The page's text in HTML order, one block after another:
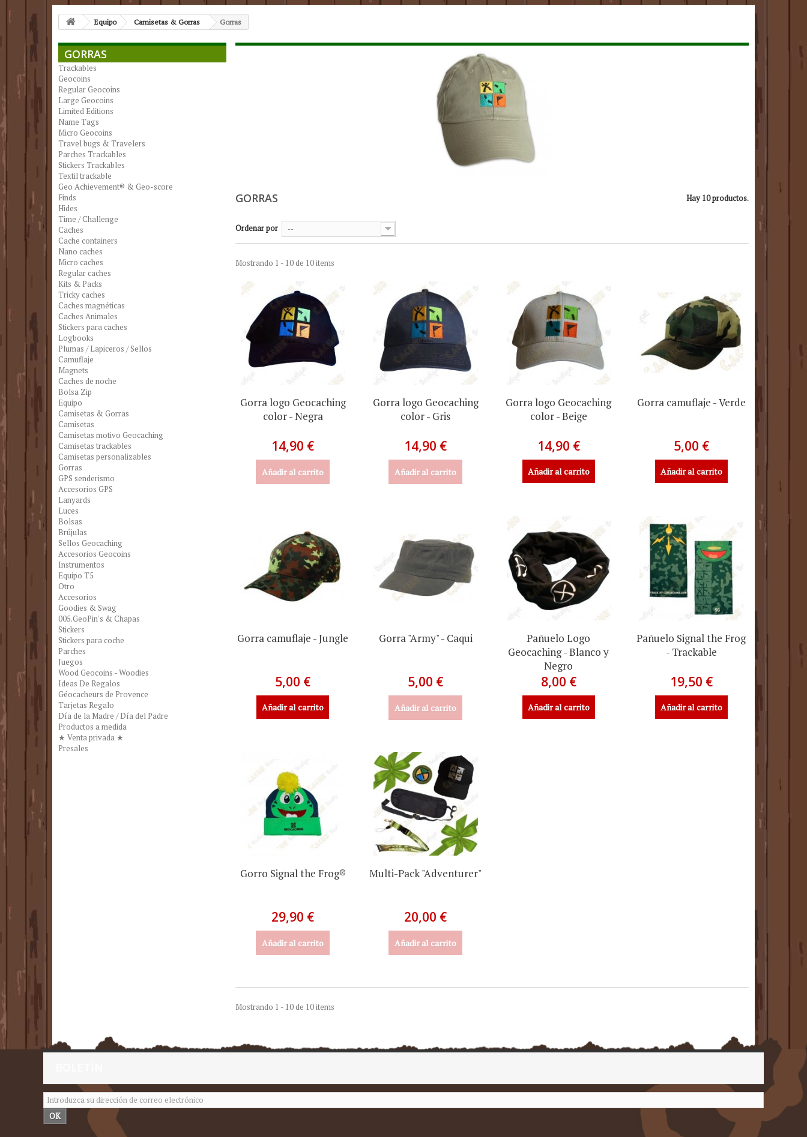
Equipo Camisetas & Gorras Gorras
GORRAS
Trackables
Geocoins
Regular Geocoins
Large Geocoins
Limited Editions
Name Tags
Micro Geocoins
Travel bugs & Travelers
Parches Trackables
Stickers Trackables
Textil trackable
Geo Achievement® & Geo-score
Finds
Hides
Time / Challenge
Caches
Cache containers
Nano caches
Micro caches
Regular caches
Kits & Packs
Tricky caches
Caches magnéticas
Caches Animales
Stickers para caches
Logbooks
Plumas / Lapiceros / Sellos
Camuflaje
Magnets
Caches de noche
Bolsa Zip
Equipo
Camisetas & Gorras
Camisetas
Camisetas motivo Geocaching
Camisetas trackables
Camisetas personalizables
Gorras
GPS senderismo
Accesorios GPS
Lanyards
Luces
Bolsas
Brújulas
Sellos Geocaching
Accesorios Geocoins
Instrumentos
Equipo T5
Otro
Accesorios
Goodies & Swag
005.GeoPin's & Chapas
Stickers
Stickers para coche
Parches
Juegos
Wood Geocoins - Woodies
Ideas De Regalos
Géocacheurs de Provence
Tarjetas Regalo
Día de la Madre / Día del Padre
Productos a medida
★ Venta privada ★
Presales
GORRAS Hay 10 productos.
Ordenar por --
Mostrando 1 - 10 de 10 items
Gorra logo Geocaching
color - Negra
14,90 €
Añadir al carrito
Gorra logo Geocaching
color - Gris
14,90 €
Añadir al carrito
Gorra logo Geocaching
color - Beige
14,90 €
Añadir al carrito
Gorra camuflaje - Verde
5,00 €
Añadir al carrito
Gorra camuflaje - Jungle
5,00 €
Añadir al carrito
Gorra "Army" - Caqui
5,00 €
Añadir al carrito
Pañuelo Logo
Geocaching - Blanco y
Negro
8,00 €
Añadir al carrito
Pañuelo Signal the Frog
- Trackable
19,50 €
Añadir al carrito
Gorro Signal the Frog®
29,90 €
Añadir al carrito
Multi-Pack "Adventurer"
20,00 €
Añadir al carrito
Mostrando 1 - 10 de 10 items
OK